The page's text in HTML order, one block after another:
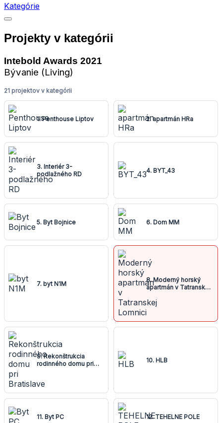
Kategórie
Projekty v kategórii
Intebold Awards 2021
Bývanie (Living)
21 projektov v kategórii
1. Penthouse Liptov 2. apartmán HRa
3. Interiér 3-
podlažného RD
4. BYT_43
5. Byt Bojnice 6. Dom MM
7. byt N1M
8. Moderný horský
apartmán v Tatranskej
9. Rekonštrukcia
rodinného domu pri
10. HLB
11. Byt PC 12. TEHELNE POLE